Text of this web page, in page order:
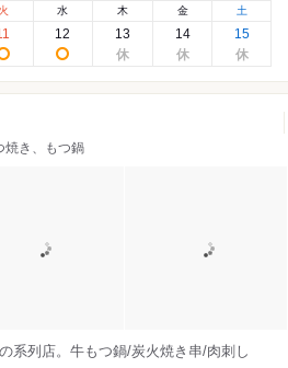
火 水
12
木
13
金
14
土
15
焼き、もつ鍋
系列店。牛もつ鍋/炭火焼き串/肉刺し